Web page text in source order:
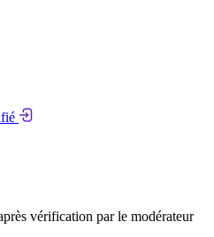
vérification par le modérateur